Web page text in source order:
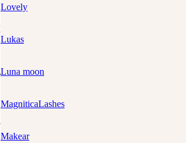
Lovely
Lukas
Luna moon
MagniticaLashes
Makear